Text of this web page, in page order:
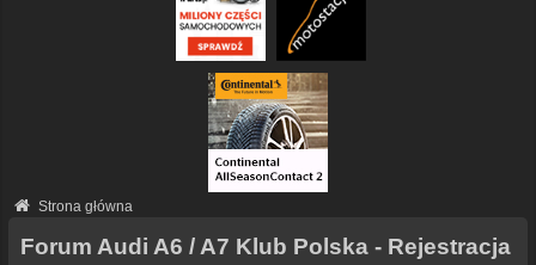
Strona główna
Forum Audi A6 / A7 Klub Polska - Rejestracja